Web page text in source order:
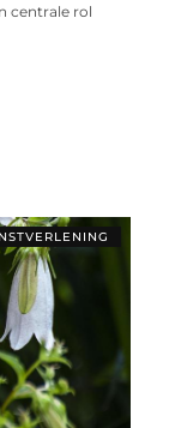
centrale rol